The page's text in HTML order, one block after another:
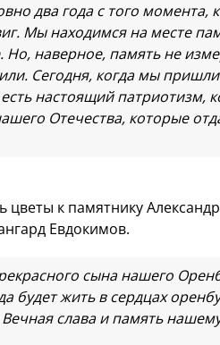
два года с того момента,
Мы находимся на месте
наверное, память не
Сегодня, когда мы
настоящий патриотизм,
Отечества, которые
цветы к памятнику
Евдокимов.
сына нашего
будет жить в сердцах
слава и память